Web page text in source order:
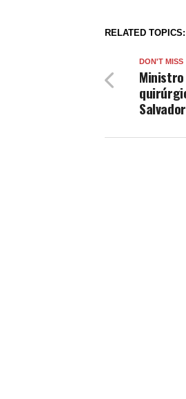
RELATED TOPICS:
DON'T MISS
Salvador